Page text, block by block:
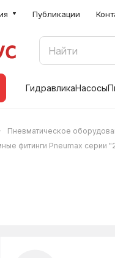
Публикации
ГидравликаНасосы
Пневматическое
фитинги Pneumax серии